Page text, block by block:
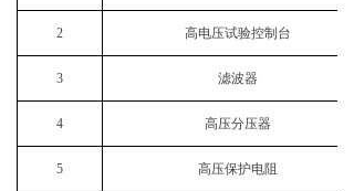
2 高电压试验控制台
3 滤波器
4 高压分压器
5 高压保护电阻